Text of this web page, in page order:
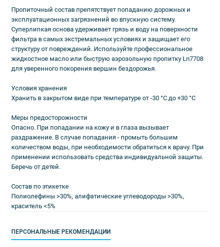
Пропиточный состав препятствует попаданию дорожных и
эксплуатационных загрязнений во впускную систему.
Суперлипкая основа удерживает грязь и воду на поверхности
фильтра в самых экстремальных условиях и защищает его
структуру от повреждений. Используйте профессиональное
жидкостное масло или быструю аэрозольную пропитку Ln7708
для уверенного покорения вершин бездорожья.
Условия хранения
Хранить в закрытом виде при температуре от -30 °С до +30 °С
Меры предосторожности
Опасно. При попадании на кожу и в глаза вызывает
раздражение. В случае попадания - промыть большим
количеством воды, при необходимости обратиться к врачу. При
применении использовать средства индивидуальной защиты.
Беречь от детей.
Состав по этикетке
Полиолефины >30%, алифатические углеводороды >30%,
краситель <5%
ПЕРСОНАЛЬНЫЕ РЕКОМЕНДАЦИИ